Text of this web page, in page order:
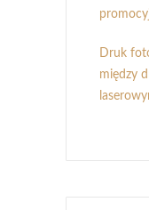
Druk
między